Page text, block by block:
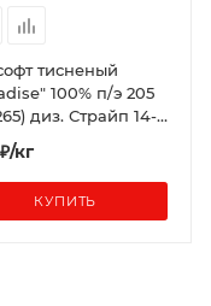
тисненый
100% п/э 205
диз. Страйп 14-
кг
КУПИТЬ